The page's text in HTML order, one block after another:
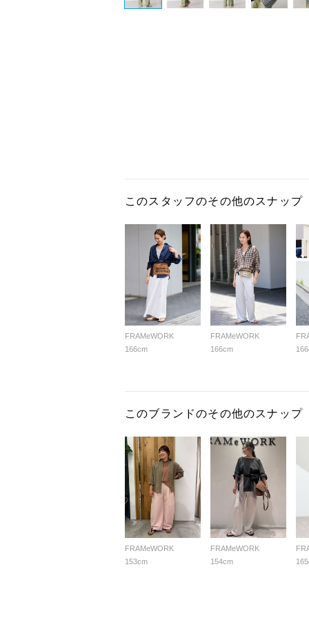
このスタッフのその他のスナップ
FRAMeWORK
166cm
FRAMeWORK
166cm
このブランドのその他のスナップ
FRAMeWORK
153cm
FRAMeWORK
154cm